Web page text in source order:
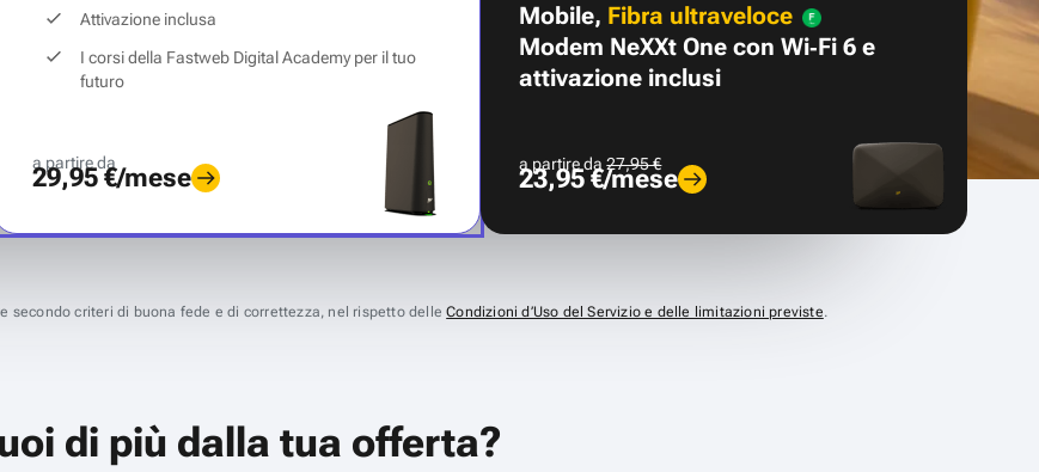
Attivazione inclusa
I corsi della Fastweb Digital Academy per il tuo
futuro
a partire da
29,95 €/mese
Mobile, Fibra ultraveloce
Modem NeXXt One con Wi‑Fi 6 e
attivazione inclusi
a partire da27,95 €
23,95 €/mese
secondo criteri di buona fede e di correttezza, nel rispetto delleCondizioni d’Uso del Servizio e delle limitazioni previste.
di più dalla tua offerta?